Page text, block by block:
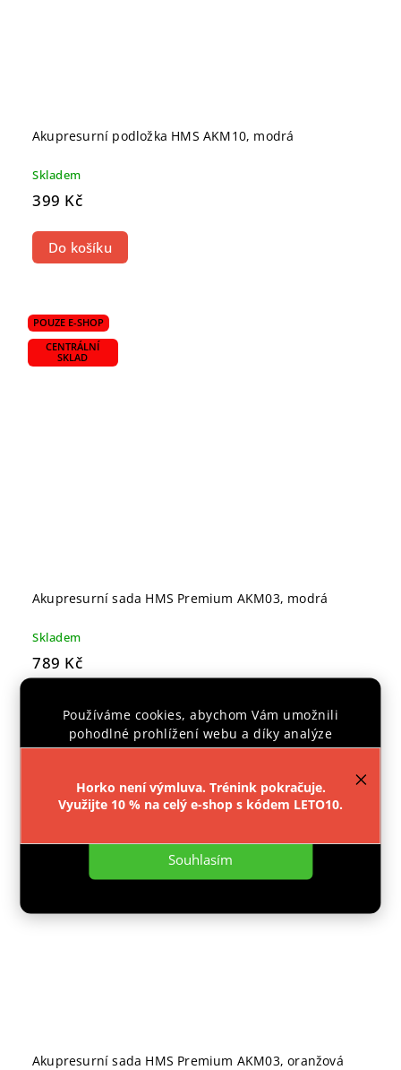
Používáme cookies, abychom Vám umožnili
pohodlné prohlížení webu a díky analýze
provozu webu neustále zlepšovali jeho funkce,
Nastavení
Souhlasím
Horko není výmluva. Trénink pokračuje.
Využijte 10 % na celý e-shop s kódem LETO10.
Akupresurní podložka HMS AKM10, modrá
Skladem
399 Kč
Do košíku
POUZE E-SHOP
CENTRÁLNÍ
SKLAD
Akupresurní sada HMS Premium AKM03, modrá
Skladem
789 Kč
Do košíku
POUZE E-SHOP
CENTRÁLNÍ
Akupresurní sada HMS Premium AKM03, oranžová